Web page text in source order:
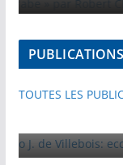
TOUTES LES